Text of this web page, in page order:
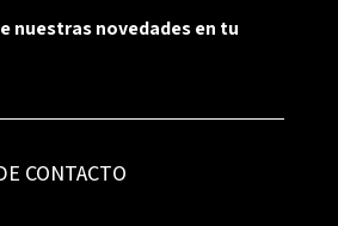
nuestras novedades en tu
CONTACTO